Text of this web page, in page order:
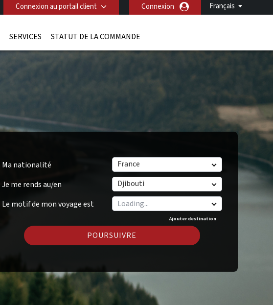
Français
Connexion au portail client Connexion
SERVICES STATUT DE LA COMMANDE
Ma nationalité
France
Je me rends au/en
Djibouti
Le motif de mon voyage est
Ajouter destination
POURSUIVRE